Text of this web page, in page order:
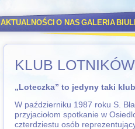
AKTUALNOŚCI O NAS GALERIA
KLUB
„Loteczka” to jedyny taki
W październiku 1987 roku S.
przyjaciołom spotkanie w
czterdziestu osób